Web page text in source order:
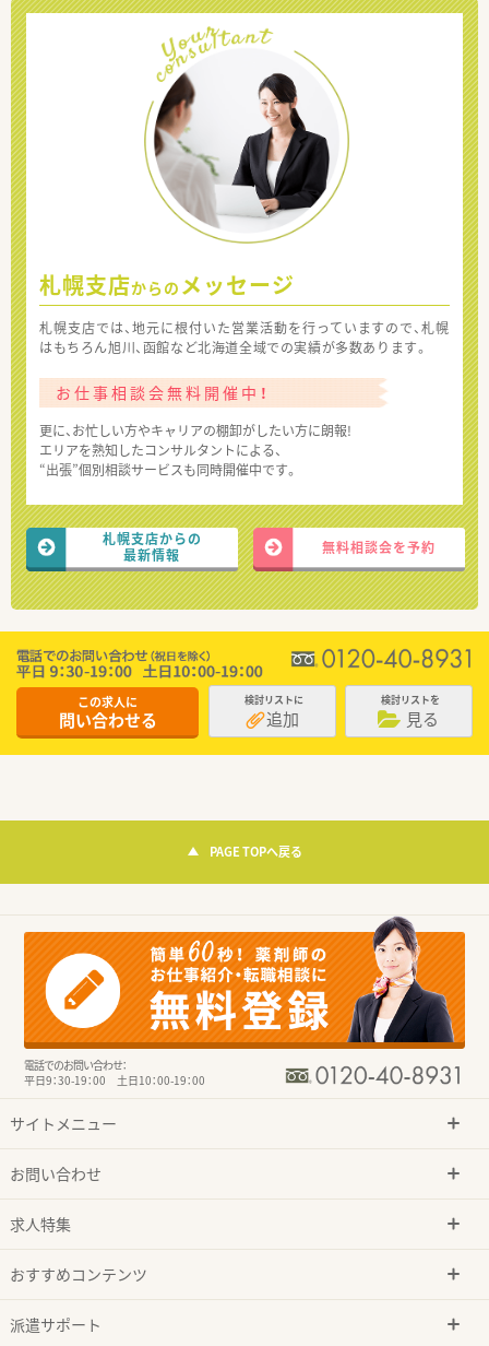
札幌支店からの メッセージ
札幌支店では、地元に根付いた営業活動を行っていますので、札幌
はもちろん旭川、函館など北海道全域での実績が多数あります。
お仕事相談会無料開催中！
更に、お忙しい方やキャリアの棚卸がしたい方に朗報!
エリアを熟知したコンサルタントによる、
“出張”個別相談サービスも同時開催中です。
札幌支店からの
最新情報
無料相談会を予約
この求人に
問い合わせる
検討リストに
追加
検討リストを
見る
PAGE TOPへ戻る
電話でのお問い合わせ：
平日9：30-19：00 土日10：00-19：00
サイトメニュー
お問い合わせ
求人特集
おすすめコンテンツ
派遣サポート